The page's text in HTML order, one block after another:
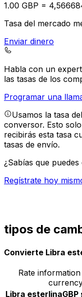
1.00 GBP = 4,
Tasa del mercado
Enviar dinero
Habla con un
las tasas de los
Programar una
Usamos la tasa
conversor. Esto
recibirás esta tasa
tasas de envío.
¿Sabías que
Regístrate hoy
tipos de
Convierte Libra
Rate
Libra esterlinaGBP